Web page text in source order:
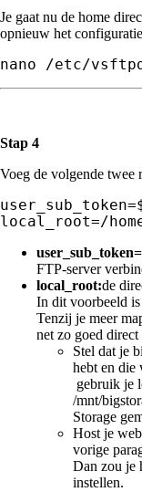
Je gaat nu de home
opnieuw het
nano /etc/
Stap 4
Voeg de volgende twee
local_root=/
FTP-server
local_root:de
In dit voorbeeld
Tenzij je meer
net zo goed
Stel dat je
hebt en die
gebruik je
/mnt/
Storage
Host je
vorige
Dan zou je
instellen.